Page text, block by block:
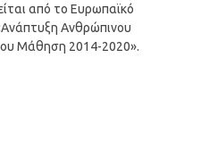
από το Ευρωπαϊκό
Ανθρώπινου
Μάθηση 2014-2020».